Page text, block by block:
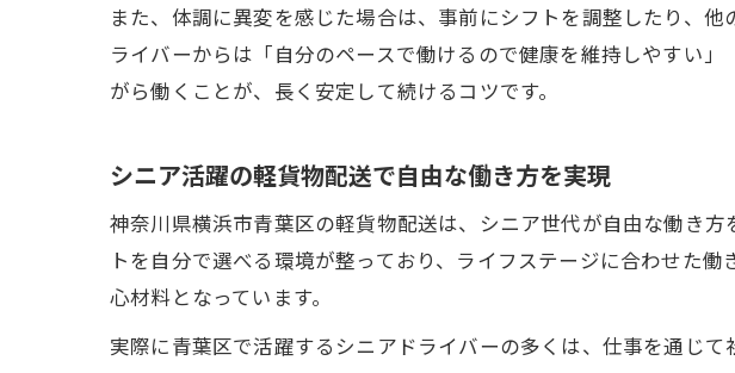
また、体調に異変を感じた場合は、事前にシフトを調整したり、
ライバーからは「自分のペースで働けるので健康を維持しやすい
がら働くことが、長く安定して続けるコツです。
シニア活躍の軽貨物配送で自由な働き方を実現
神奈川県横浜市青葉区の軽貨物配送は、シニア世代が自由な働き
トを自分で選べる環境が整っており、ライフステージに合わせた
心材料となっています。
実際に青葉区で活躍するシニアドライバーの多くは、仕事を通じ